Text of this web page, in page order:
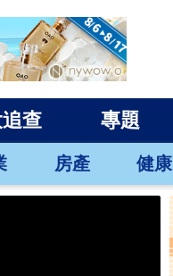
查 專題
房產 健康